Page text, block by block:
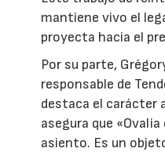
mantiene vivo el
proyecta hacia el
Por su parte,
responsable de
destaca el carácter
asegura que
asiento. Es un